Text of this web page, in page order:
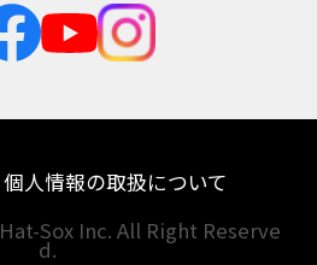
モトグッツイ
MVアグスタ
他海外ﾒｰｶｰ
兵庫
個人情報の取扱について
Sox Inc. All Right Reserve
d.